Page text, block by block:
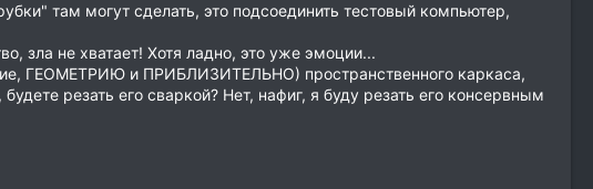
там могут сделать, это подсоединить тестовый компьютер,
зла не хватает! Хотя ладно, это уже эмоции...
ГЕОМЕТРИЮ и ПРИБЛИЗИТЕЛЬНО) пространственного каркаса,
резать его сваркой? Нет, нафиг, я буду резать его консервным